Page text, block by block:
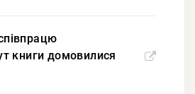
книги домовилися